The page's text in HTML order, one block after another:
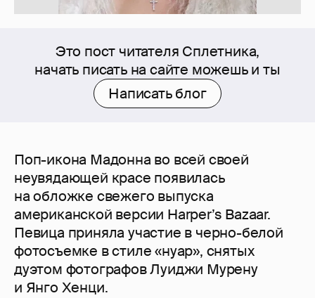
Это пост читателя Сплетника,
начать писать на сайте можешь и ты
Написать блог
Поп-икона Мадонна во всей своей
неувядающей красе появилась
на обложке свежего выпуска
американской версии Harper’s Bazaar.
Певица приняла участие в черно-белой
фотосъемке в стиле «нуар», снятых
дуэтом фотографов Луиджи Мурену
и Янго Хенци.